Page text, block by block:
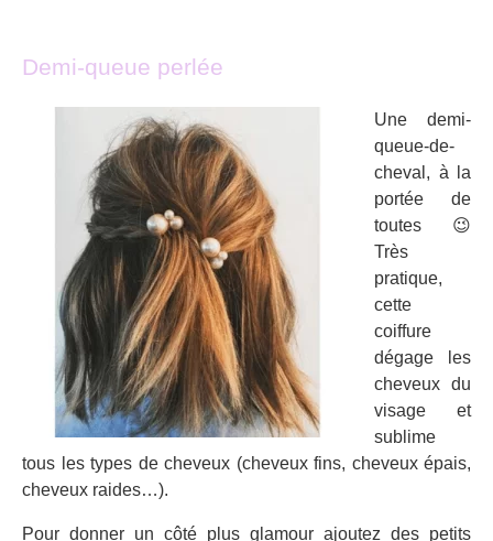
Demi-queue perlée
Une demi-
queue-de-
cheval, à la
portée de
toutes 😉
Très
pratique,
cette
coiffure
dégage les
cheveux du
visage et
sublime
tous les types de cheveux (cheveux fins, cheveux épais,
cheveux raides…).
Pour donner un côté plus glamour ajoutez des petits